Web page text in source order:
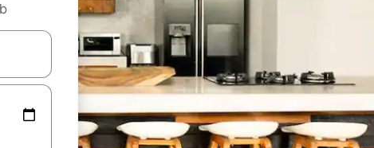
med upp- och nedåtpilarna eller utforska genom att trycka eller svepa.